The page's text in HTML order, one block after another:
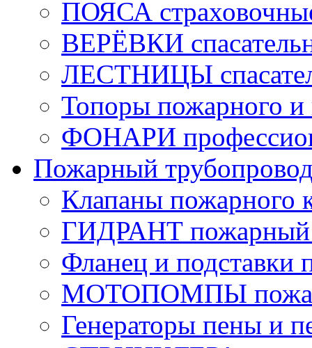
ПОЯСА
ВЕРЁВКИ
ЛЕСТНИЦЫ
Топоры пожарного и
ФОНАРИ
Пожарный
Клапаны пожарного
ГИДРАНТ пожарный
Фланец и подставки
МОТОПОМПЫ
Генераторы пены и